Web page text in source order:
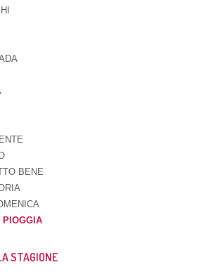
BENE
PIOGGIA
STAGIONE